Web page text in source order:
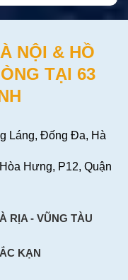
NỘI & HỒ
TẠI 63
Láng, Đống Đa, Hà
Hưng, P12, Quận
RỊA - VŨNG TÀU
KẠN